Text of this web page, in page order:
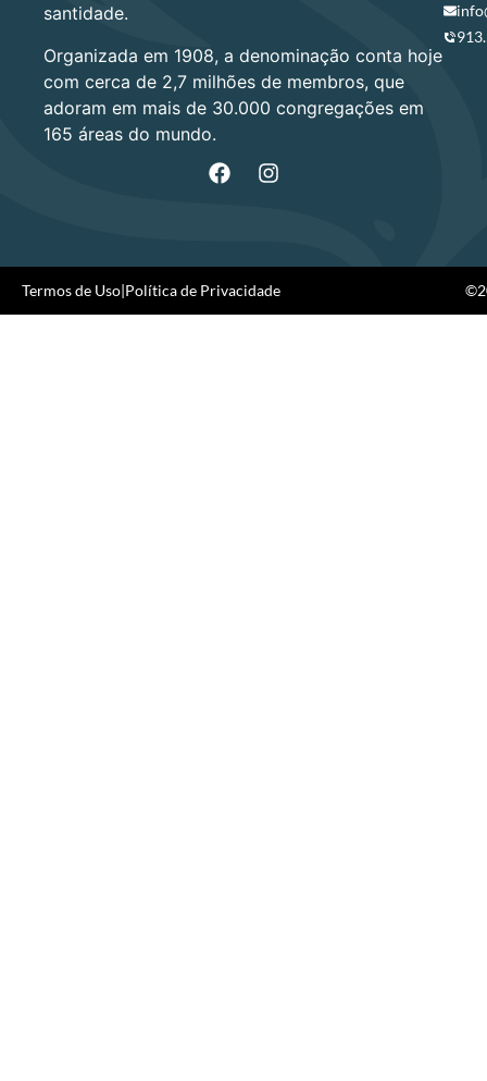
santidade.
Organizada em 1908, a denominação conta hoje
com cerca de 2,7 milhões de membros, que
adoram em mais de 30.000 congregações em
165 áreas do mundo.
Termos de Uso|Política de Privacidade